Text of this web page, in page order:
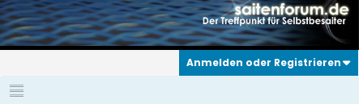
Anmelden oder Registrieren